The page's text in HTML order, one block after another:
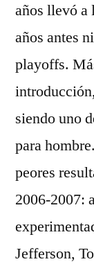
años llevó a
años antes
playoffs.
siendo uno
para
peores
2006-2007:
Jefferson,